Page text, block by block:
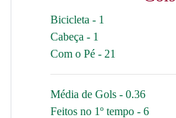
Bicicleta - 1
Cabeça - 1
Com o Pé - 21
Média de Gols - 0.36
Feitos no 1º tempo - 6